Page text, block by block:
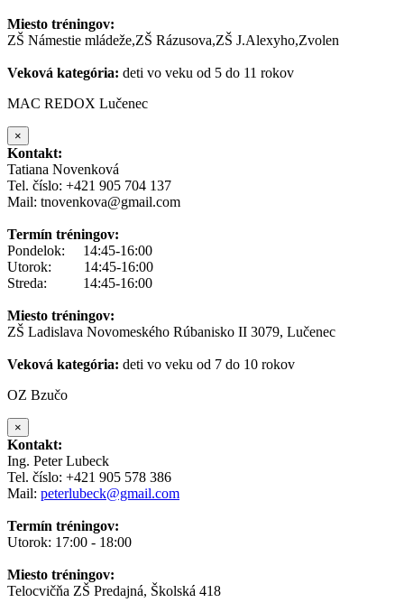
Miesto tréningov:
ZŠ Námestie mládeže,ZŠ Rázusova,ZŠ J.Alexyho,Zvolen
Veková kategória: deti vo veku od 5 do 11 rokov
MAC REDOX Lučenec
×
Kontakt:
Tatiana Novenková
Tel. číslo: +421 905 704 137
Mail: tnovenkova@gmail.com
Termín tréningov:
Pondelok: 14:45-16:00
Utorok: 14:45-16:00
Streda: 14:45-16:00
Miesto tréningov:
ZŠ Ladislava Novomeského Rúbanisko II 3079, Lučenec
Veková kategória: deti vo veku od 7 do 10 rokov
OZ Bzučo
×
Kontakt:
Ing. Peter Lubeck
Tel. číslo: +421 905 578 386
Mail: peterlubeck@gmail.com
Termín tréningov:
Utorok: 17:00 - 18:00
Miesto tréningov:
Telocvičňa ZŠ Predajná, Školská 418